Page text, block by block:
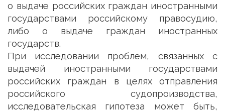
о выдаче российских граждан иностранными
государствами российскому правосудию,
либо о выдаче граждан иностранных
государств.
При исследовании проблем, связанных с
выдачей иностранными государствами
российских граждан в целях отправления
российского судопроизводства,
исследовательская гипотеза может быть,